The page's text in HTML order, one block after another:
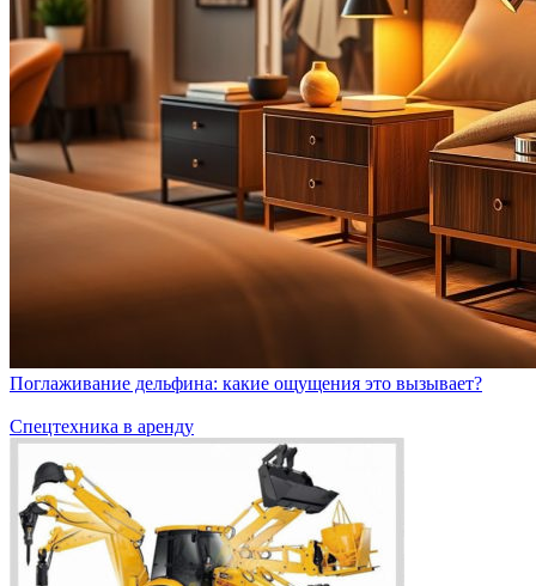
Поглаживание дельфина: какие ощущения это вызывает?
Спецтехника в аренду